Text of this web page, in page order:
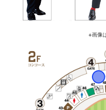
※画像